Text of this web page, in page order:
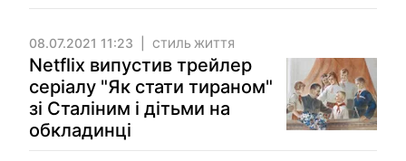
08.07.2021 11:23 СТИЛЬ ЖИТТЯ
Netflix випустив трейлер
серіалу "Як стати тираном"
зі Сталіним і дітьми на
обкладинці